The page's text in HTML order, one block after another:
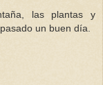
las plantas y
un buen día.